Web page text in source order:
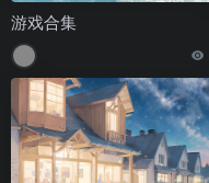
游戏合集